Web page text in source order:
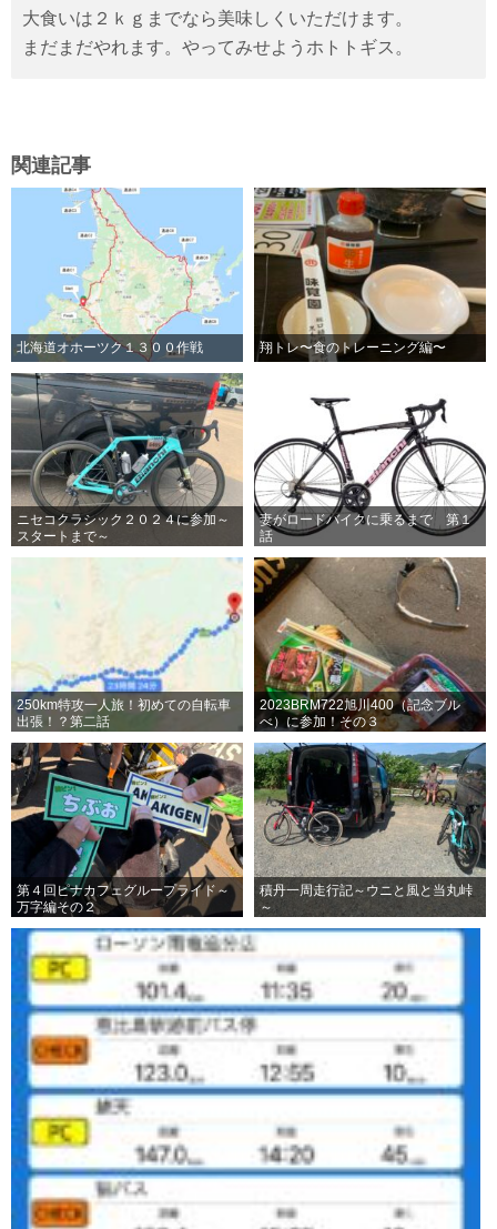
大食いは２ｋｇまでなら美味しくいただけます。
まだまだやれます。やってみせようホトトギス。
関連記事
北海道オホーツク１３００作戦 翔トレ〜食のトレーニング編〜
ニセコクラシック２０２４に参加～
スタートまで～
妻がロードバイクに乗るまで 第１
話
250km特攻一人旅！初めての自転車
出張！？第二話
2023BRM722旭川400（記念ブル
べ）に参加！その３
第４回ピナカフェグループライド～
万字編その２
積丹一周走行記～ウニと風と当丸峠
～